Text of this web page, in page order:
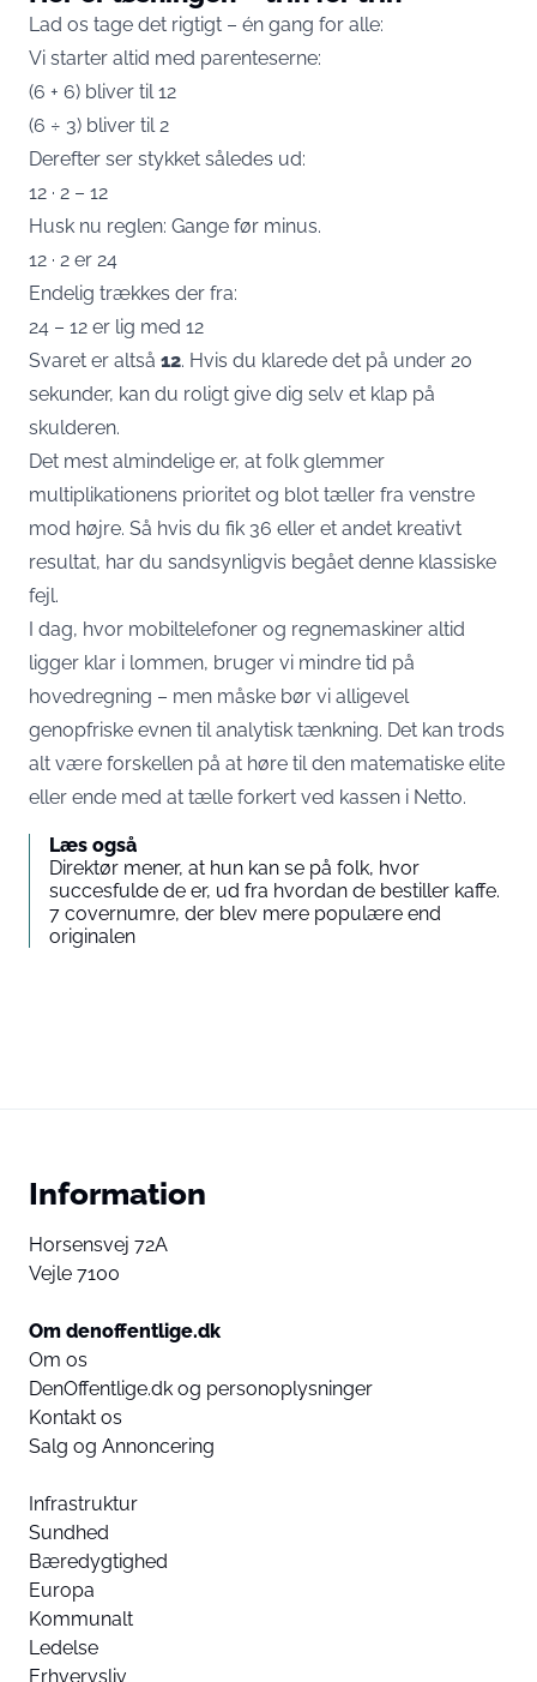
Lad os tage det rigtigt – én gang for alle:
Vi starter altid med parenteserne:
(6 + 6) bliver til 12
(6 ÷ 3) bliver til 2
Derefter ser stykket således ud:
12 · 2 – 12
Husk nu reglen: Gange før minus.
12 · 2 er 24
Endelig trækkes der fra:
24 – 12 er lig med 12
Svaret er altså 12. Hvis du klarede det på under 20
sekunder, kan du roligt give dig selv et klap på
skulderen.
Det mest almindelige er, at folk glemmer
multiplikationens prioritet og blot tæller fra venstre
mod højre. Så hvis du fik 36 eller et andet kreativt
resultat, har du sandsynligvis begået denne klassiske
fejl.
I dag, hvor mobiltelefoner og regnemaskiner altid
ligger klar i lommen, bruger vi mindre tid på
hovedregning – men måske bør vi alligevel
genopfriske evnen til analytisk tænkning. Det kan trods
alt være forskellen på at høre til den matematiske elite
eller ende med at tælle forkert ved kassen i Netto.
Læs også
Direktør mener, at hun kan se på folk, hvor
succesfulde de er, ud fra hvordan de bestiller kaffe.
7 covernumre, der blev mere populære end
originalen
Information
Horsensvej 72A
Vejle 7100
Om denoffentlige.dk
Om os
DenOffentlige.dk og personoplysninger
Kontakt os
Salg og Annoncering
Infrastruktur
Sundhed
Bæredygtighed
Europa
Kommunalt
Ledelse
Erhvervsliv